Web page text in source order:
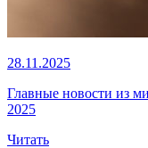
28.11.2025
Главные новости из
2025
Читать